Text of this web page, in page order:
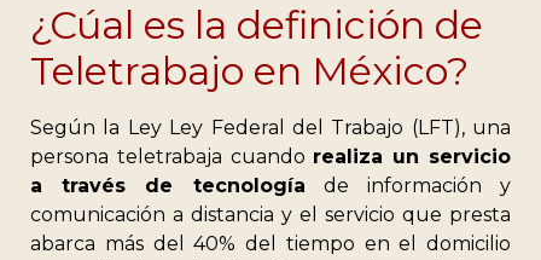
¿Cúal es la definición de
Teletrabajo en México?
Según la Ley Ley Federal del Trabajo (LFT), una
persona teletrabaja cuando realiza un servicio
a través de tecnología de información y
comunicación a distancia y el servicio que presta
abarca más del 40% del tiempo en el domicilio